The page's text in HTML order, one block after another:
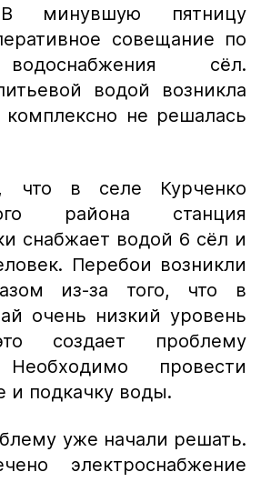
минувшую пятницу
совещание по
сёл.
водой возникла
не решалась
в селе Курченко
района станция
снабжает водой 6 сёл и
Перебои возникли
из-за того, что в
очень низкий уровень
создает проблему
Необходимо провести
и подкачку воды.
уже начали решать.
электроснабжение